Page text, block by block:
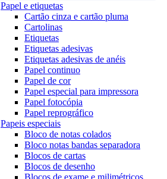
Papel e etiquetas
Cartão cinza e cartão pluma
Cartolinas
Etiquetas
Etiquetas adesivas
Etiquetas adesivas de anéis
Papel continuo
Papel de cor
Papel especial para impressora
Papel fotocópia
Papel reprográfico
Papeis especiais
Bloco de notas colados
Bloco notas bandas separadora
Blocos de cartas
Blocos de desenho
Blocos de exame e milimétricos